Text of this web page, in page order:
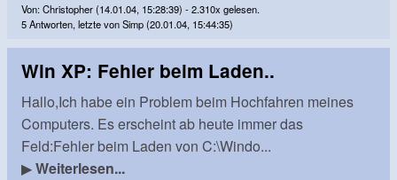
Von: Christopher (14.01.04, 15:28:39) - 2.310x gelesen.
5 Antworten, letzte von Simp (20.01.04, 15:44:35)
Win XP: Fehler beim Laden..
Hallo,Ich habe ein Problem beim Hochfahren meines
Computers. Es erscheint ab heute immer das
Feld:Fehler beim Laden von C:\Windo...
▶Weiterlesen...